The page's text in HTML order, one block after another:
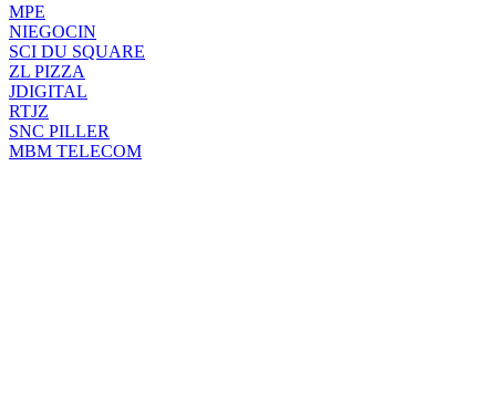
MPE
NIEGOCIN
SCI DU SQUARE
ZL PIZZA
JDIGITAL
RTJZ
SNC PILLER
MBM TELECOM